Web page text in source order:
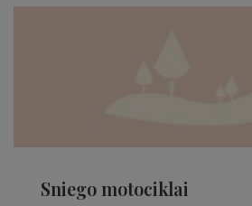
Sniego motociklai